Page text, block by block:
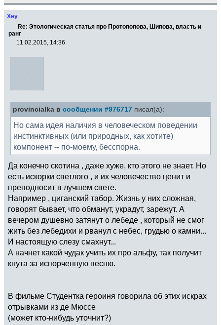
Xey
Re: Этологическая статья про Протопопова, Шипова, власть и
ранг
11.02.2015, 14:36
provincialka в сообщении #976717 писал(а):
Но сама идея наличия в человеческом поведении
инстинктивных (или природных, как хотите)
компонент -- по-моему, бесспорна.
Да конечно скотина , даже хуже, кто этого не знает. Но
есть искорки светлого , и их человечество ценит и
преподносит в лучшем свете.
Например , циганский табор. Жизнь у них сложная,
говорят бывает, что обманут, украдут, зарежут. А
вечером душевно затянут о лебеде , который не смог
жить без лебедихи и рванул с небес, грудью о камни...
И настоящую слезу смахнут...
А начнет какой чудак учить их про альфу, так получит
кнута за испорченную песню.
В фильме Студентка героиня говорила об этих искрах
отрывками из де Мюссе
(может кто-нибудь уточнит?)